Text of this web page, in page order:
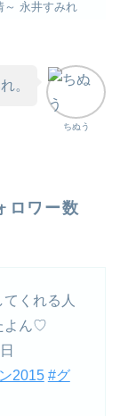
～ 永井すみれ
ちぬう
。
ロワー数
くれる人
よん♡
2015 #グ